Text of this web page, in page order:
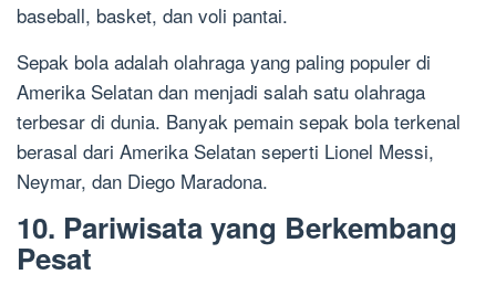
baseball, basket, dan voli pantai.
Sepak bola adalah olahraga yang paling populer di
Amerika Selatan dan menjadi salah satu olahraga
terbesar di dunia. Banyak pemain sepak bola terkenal
berasal dari Amerika Selatan seperti Lionel Messi,
Neymar, dan Diego Maradona.
10. Pariwisata yang Berkembang
Pesat